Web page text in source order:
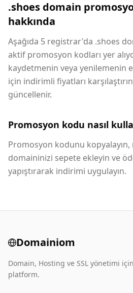
.shoes domain
hakkında
Aşağıda 5 registrar'da .shoes
aktif promosyon kodları yer
kaydetmenin veya yenilemenin
için indirimli fiyatları
güncellenir.
Promosyon kodu nasıl
Promosyon kodunu
domaininizi sepete ekleyin ve
yapıştırarak indirimi uygulayın.
Domainiom
Domain, Hosting ve SSL yönetimi
platform.